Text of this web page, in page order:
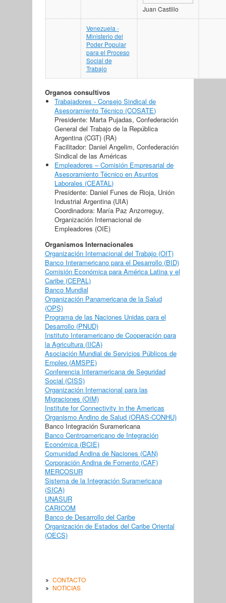
Juan Castillo
Venezuela -
Ministerio del
Poder Popular
para el Proceso
Social de
Trabajo
Organos consultivos
Trabajadores - Consejo Sindical de
Asesoramiento Técnico (COSATE)
Presidente: Marta Pujadas, Confederación
General del Trabajo de la República
Argentina (CGT) (RA)
Facilitador: Daniel Angelim, Confederación
Sindical de las Américas
Empleadores – Comisión Empresarial de
Asesoramiento Técnico en Asuntos
Laborales (CEATAL)
Presidente: Daniel Funes de Rioja, Unión
Industrial Argentina (UIA)
Coordinadora: María Paz Anzorreguy,
Organización Internacional de
Empleadores (OIE)
Organismos Internacionales
Organización Internacional del Trabajo (OIT)
Banco Interamericano para el Desarrollo (BID)
Comisión Económica para América Latina y el
Caribe (CEPAL)
Banco Mundial
Organización Panamericana de la Salud
(OPS)
Programa de las Naciones Unidas para el
Desarrollo (PNUD)
Instituto Interamericano de Cooperación para
la Agricultura (IICA)
Asociación Mundial de Servicios Públicos de
Empleo (AMSPE)
Conferencia Interamericana de Seguridad
Social (CISS)
Organización Internacional para las
Migraciones (OIM)
Institute for Connectivity in the Americas
Organismo Andino de Salud (ORAS-CONHU)
Banco Integración Suramericana
Banco Centroamericano de Integración
Económica (BCIE)
Comunidad Andina de Naciones (CAN)
Corporación Andina de Fomento (CAF)
MERCOSUR
Sistema de la Integración Suramericana
(SICA)
UNASUR
CARICOM
Banco de Desarrollo del Caribe
Organización de Estados del Caribe Oriental
(OECS)
CONTACTO
NOTICIAS